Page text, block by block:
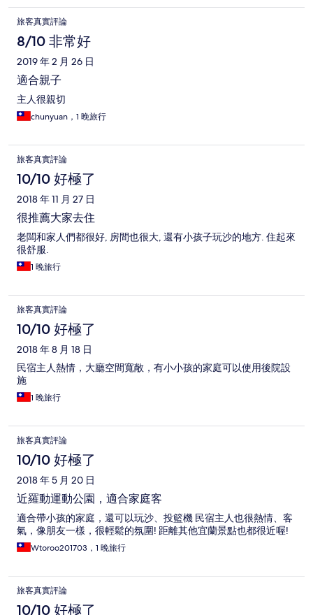
旅客真實評論
8/10 非常好
2019 年 2 月 26 日
適合親子
主人很親切
chunyuan，1 晚旅行
旅客真實評論
10/10 好極了
2018 年 11 月 27 日
很推薦大家去住
老闆和家人們都很好, 房間也很大, 還有小孩子玩沙的地方. 住起來
很舒服.
1 晚旅行
旅客真實評論
10/10 好極了
2018 年 8 月 18 日
民宿主人熱情，大廳空間寬敞，有小小孩的家庭可以使用後院設
施
1 晚旅行
旅客真實評論
10/10 好極了
2018 年 5 月 20 日
近羅動運動公園，適合家庭客
適合帶小孩的家庭，還可以玩沙、投籃機 民宿主人也很熱情、客
氣，像朋友一樣，很輕鬆的氛圍! 距離其他宜蘭景點也都很近喔!
Wtoroo201703，1 晚旅行
旅客真實評論
10/10 好極了